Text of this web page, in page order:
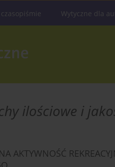
czasopiśmie Wytyczne dla
ilościowe i
AKTYWNOŚĆ